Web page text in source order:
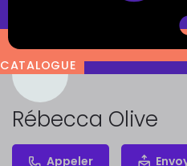
CATALOGUE
Rébecca Olive
Appeler